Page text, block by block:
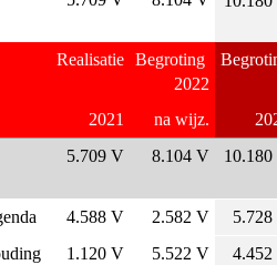
Realisatie Begroting
2022
2021 na wijz.
5.709 V 8.104 V
4.588 V 2.582 V
1.120 V 5.522 V